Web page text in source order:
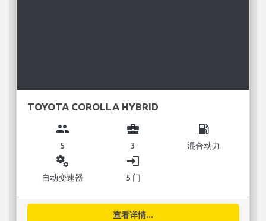
TOYOTA COROLLA HYBRID
group
5
business_center
3
local_gas_station
混合动力
miscellaneous_services
自动变速器
login
5 门
查看详情...